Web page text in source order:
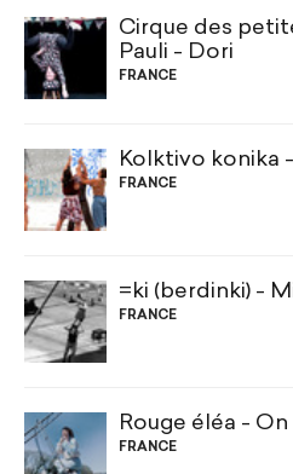
Cirque des
Pauli - Dori
FRANCE
Kolktivo konika
FRANCE
=ki (berdinki) -
FRANCE
Rouge éléa -
FRANCE